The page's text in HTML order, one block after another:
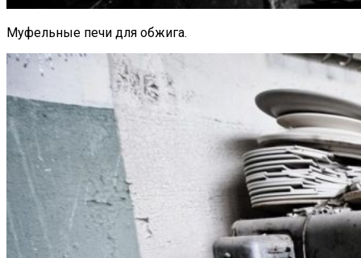
Муфельные печи для обжига.